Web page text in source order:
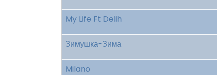
My Life Ft Delih
Зимушка-Зима
Milano